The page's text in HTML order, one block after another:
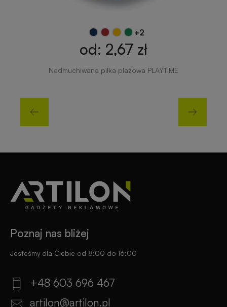
+2
od: 2,67 zł
Nadmuchiwana piłka plażowa PLAYTIME
Poznaj nas bliżej
Jesteśmy dla Ciebie od 8:00 do 16:00
+48 603 696 467
artilon@artilon.pl